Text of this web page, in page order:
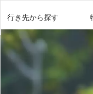
行き先から探す